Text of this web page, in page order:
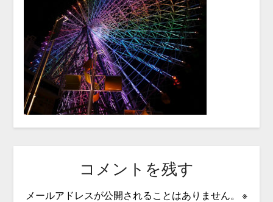
コメントを残す
メールアドレスが公開されることはありません。
※